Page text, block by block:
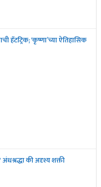
हॅटट्रिक; ‘कृष्णा’च्या ऐतिहासिक
की अदृश्य शक्ती